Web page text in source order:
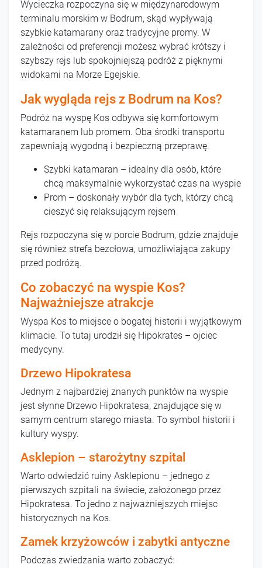
Wycieczka rozpoczyna się w międzynarodowym
terminalu morskim w Bodrum, skąd wypływają
szybkie katamarany oraz tradycyjne promy. W
zależności od preferencji możesz wybrać krótszy i
szybszy rejs lub spokojniejszą podróż z pięknymi
widokami na Morze Egejskie.
Jak wygląda rejs z Bodrum na Kos?
Podróż na wyspę Kos odbywa się komfortowym
katamaranem lub promem. Oba środki transportu
zapewniają wygodną i bezpieczną przeprawę.
Szybki katamaran – idealny dla osób, które
chcą maksymalnie wykorzystać czas na wyspie
Prom – doskonały wybór dla tych, którzy chcą
cieszyć się relaksującym rejsem
Rejs rozpoczyna się w porcie Bodrum, gdzie znajduje
się również strefa bezcłowa, umożliwiająca zakupy
przed podróżą.
Co zobaczyć na wyspie Kos?
Najważniejsze atrakcje
Wyspa Kos to miejsce o bogatej historii i wyjątkowym
klimacie. To tutaj urodził się Hipokrates – ojciec
medycyny.
Drzewo Hipokratesa
Jednym z najbardziej znanych punktów na wyspie
jest słynne Drzewo Hipokratesa, znajdujące się w
samym centrum starego miasta. To symbol historii i
kultury wyspy.
Asklepion – starożytny szpital
Warto odwiedzić ruiny Asklepionu – jednego z
pierwszych szpitali na świecie, założonego przez
Hipokratesa. To jedno z najważniejszych miejsc
historycznych na Kos.
Zamek krzyżowców i zabytki antyczne
Podczas zwiedzania warto zobaczyć: